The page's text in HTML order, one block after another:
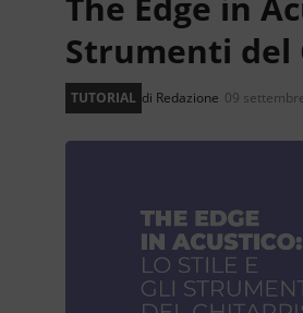
Strumenti del
TUTORIAL di Redazione 09